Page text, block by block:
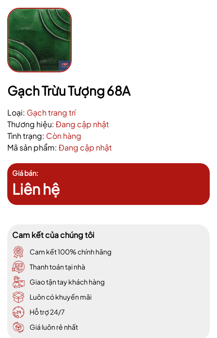
Gạch Trừu Tượng 68A
Loại: Gạch trang trí
Thương hiệu: Đang cập nhật
Tình trạng: Còn hàng
Mã sản phẩm: Đang cập nhật
Giá bán:
Liên hệ
Cam kết của chúng tôi
Cam kết 100% chính hãng
Thanh toán tại nhà
Giao tận tay khách hàng
Luôn có khuyến mãi
Hỗ trợ 24/7
Giá luôn rẻ nhất